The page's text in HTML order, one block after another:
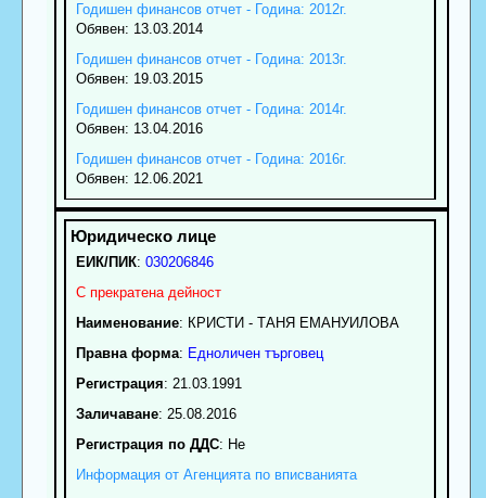
Годишен финансов отчет - Година: 2012г.
Обявен: 13.03.2014
Годишен финансов отчет - Година: 2013г.
Обявен: 19.03.2015
Годишен финансов отчет - Година: 2014г.
Обявен: 13.04.2016
Годишен финансов отчет - Година: 2016г.
Обявен: 12.06.2021
ЕИК/ПИК: 030206846
С прекратена дейност
Наименование: КРИСТИ - ТАНЯ ЕМАНУИЛОВА
Правна форма: Едноличен търговец
Регистрация: 21.03.1991
Заличаване: 25.08.2016
Регистрация по ДДС: Нe
Информация от Агенцията по вписванията